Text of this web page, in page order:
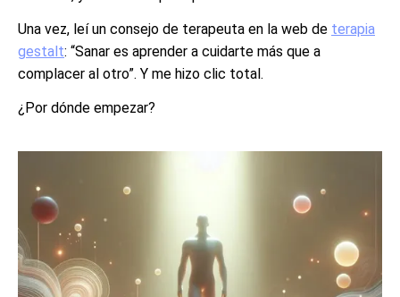
Una vez, leí un consejo de terapeuta en la web de terapia
gestalt: “Sanar es aprender a cuidarte más que a
complacer al otro”. Y me hizo clic total.
¿Por dónde empezar?